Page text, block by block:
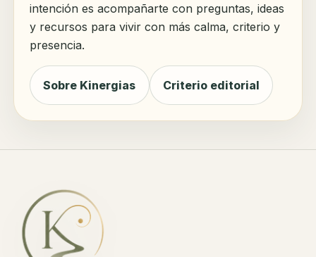
intención es acompañarte con preguntas, ideas
y recursos para vivir con más calma, criterio y
presencia.
Sobre Kinergias Criterio editorial